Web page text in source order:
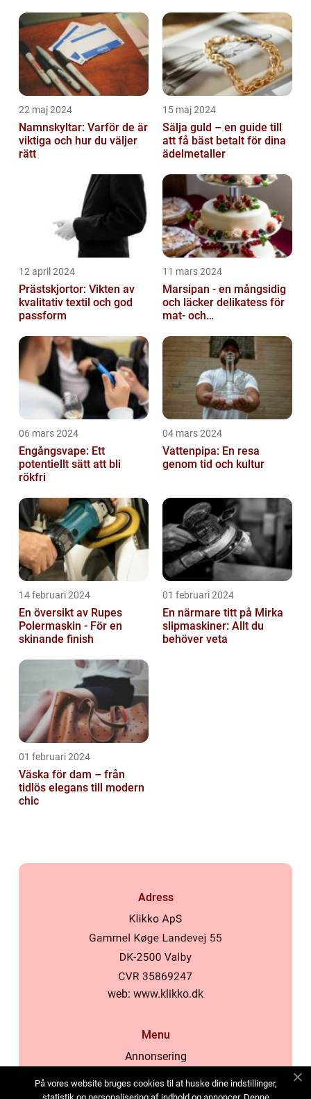
22 maj 2024
Namnskyltar: Varför de är
viktiga och hur du väljer
rätt
15 maj 2024
Sälja guld – en guide till
att få bäst betalt för dina
ädelmetaller
12 april 2024
Prästskjortor: Vikten av
kvalitativ textil och god
passform
11 mars 2024
Marsipan - en mångsidig
och läcker delikatess för
mat- och
06 mars 2024
Engångsvape: Ett
potentiellt sätt att bli
rökfri
04 mars 2024
Vattenpipa: En resa
genom tid och kultur
14 februari 2024
En översikt av Rupes
Polermaskin - För en
skinande finish
01 februari 2024
En närmare titt på Mirka
slipmaskiner: Allt du
behöver veta
01 februari 2024
Väska för dam – från
tidlös elegans till modern
chic
Adress
web: www.klikko.dk
Menu
Annonsering
Cookies
På vores website bruges cookies til at huske dine indstillinger,